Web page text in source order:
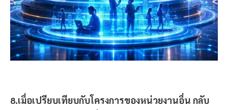
8.เมื่อเปรียบเทียบกับโครงการของหน่วยงานอื่น กลับ